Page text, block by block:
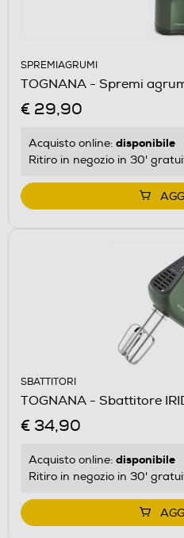
SPREMIAGRUMI
TOGNANA - Spremi
€ 29,90
Acquisto online: disponibile
Ritiro in negozio in 30'
SBATTITORI
TOGNANA - Sbattitore
€ 34,90
Acquisto online: disponibile
Ritiro in negozio in 30'